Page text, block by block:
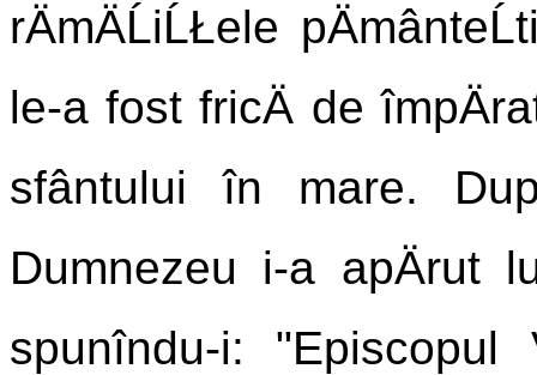
rÄmÄĹiĹŁele
le-a fost fricÄ de
sfântului în mare.
Dumnezeu i-a
spunîndu-i: